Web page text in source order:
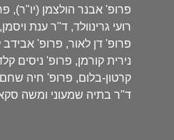
פרופ' אבנר הולצמן (יו"ר),
רועי גרינוולד, ד"ר ענת
פרופ' דן לאור, פרופ'
נירית קורמן, פרופ' ניסים
קרטון-בלום, פרופ' חיה
ד"ר בתיה שמעוני ומשה